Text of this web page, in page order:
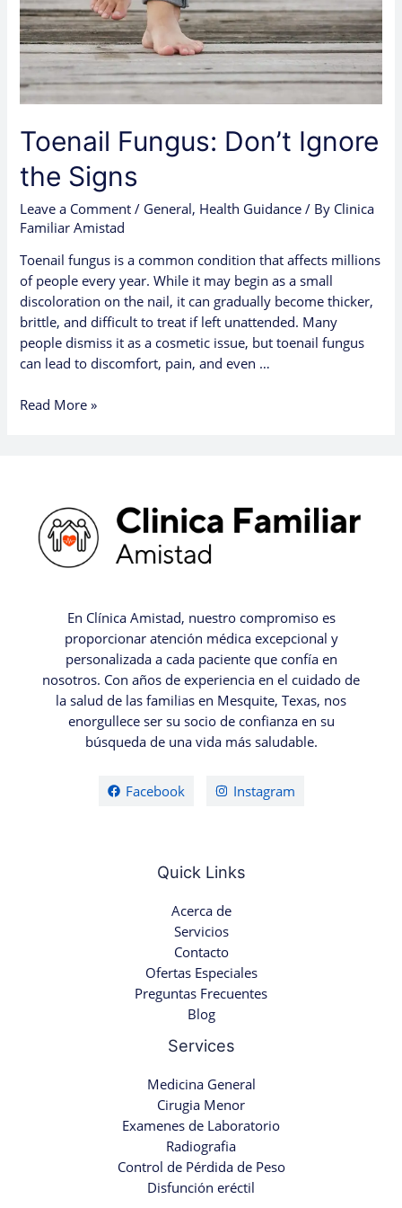
Toenail Fungus: Don’t Ignore
the Signs
Leave a Comment / General, Health Guidance / By Clinica
Familiar Amistad
Toenail fungus is a common condition that affects millions
of people every year. While it may begin as a small
discoloration on the nail, it can gradually become thicker,
brittle, and difficult to treat if left unattended. Many
people dismiss it as a cosmetic issue, but toenail fungus
can lead to discomfort, pain, and even …
Read More »
En Clínica Amistad, nuestro compromiso es
proporcionar atención médica excepcional y
personalizada a cada paciente que confía en
nosotros. Con años de experiencia en el cuidado de
la salud de las familias en Mesquite, Texas, nos
enorgullece ser su socio de confianza en su
búsqueda de una vida más saludable.
Facebook Instagram
Quick Links
Acerca de
Servicios
Contacto
Ofertas Especiales
Preguntas Frecuentes
Blog
Services
Medicina General
Cirugia Menor
Examenes de Laboratorio
Radiografia
Control de Pérdida de Peso
Disfunción eréctil